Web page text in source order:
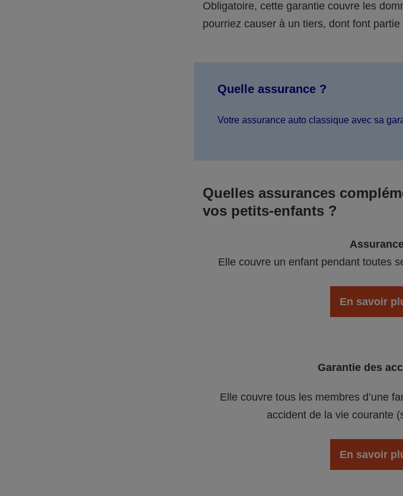
Obligatoire, cette garantie couvre les
pourriez causer à un tiers, dont font
Quelle assurance ?
Votre assurance auto classique avec sa
Quelles assurances
vos petits-enfants ?
Elle couvre un enfant pendant toutes
En savoir
Garantie des
Elle couvre tous les membres d’une
accident de la vie courante
En savoir